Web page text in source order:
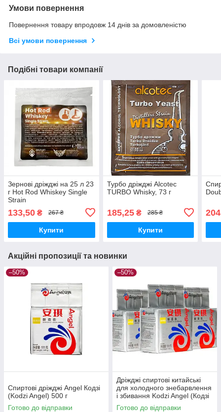
Умови повернення
Повернення товару впродовж 14 днів за домовленістю
Всі умови повернення
Подібні товари компанії
Зернові дріжджі на 25 л 23
г Hot Rod Whiskey Single
Strain
133,50 ₴ 267 ₴
Купити
Турбо дріжджі Alcotec
TURBO Whisky, 73 г
185,25₴ 285 ₴
Купити
Акційні пропозиції та новинки
–50%
Спиртові дріжджі Angel Кодзі
(Kodzi Angel) 500 г
Готово до відправки
–50%
Дріжджі спиртові китайські
для холодного знебарвлення
і збивання Kodzi Angel (Кодзі
Ангел) пачка 500 грамів
Готово до відправки